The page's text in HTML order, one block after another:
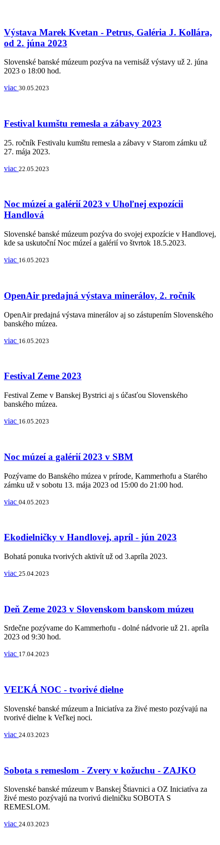
Výstava Marek Kvetan - Petrus, Galéria J. Kollára,
od 2. júna 2023
Slovenské banské múzeum pozýva na vernisáž výstavy už 2. júna
2023 o 18:00 hod.
viac 30.05.2023
Festival kumštu remesla a zábavy 2023
25. ročník Festivalu kumštu remesla a zábavy v Starom zámku už
27. mája 2023.
viac 22.05.2023
Noc múzeí a galérií 2023 v Uhoľnej expozícii
Handlová
Slovenské banské múzeum pozýva do svojej expozície v Handlovej,
kde sa uskutoční Noc múzeí a galérií vo štvrtok 18.5.2023.
viac 16.05.2023
OpenAir predajná výstava minerálov, 2. ročník
OpenAir predajná výstava minerálov aj so zástupením Slovenského
banského múzea.
viac 16.05.2023
Festival Zeme 2023
Festival Zeme v Banskej Bystrici aj s účasťou Slovenského
banského múzea.
viac 16.05.2023
Noc múzeí a galérií 2023 v SBM
Pozývame do Banského múzea v prírode, Kammerhofu a Starého
zámku už v sobotu 13. mája 2023 od 15:00 do 21:00 hod.
viac 04.05.2023
Ekodielničky v Handlovej, apríl - jún 2023
Bohatá ponuka tvorivých aktivít už od 3.apríla 2023.
viac 25.04.2023
Deň Zeme 2023 v Slovenskom banskom múzeu
Srdečne pozývame do Kammerhofu - dolné nádvorie už 21. apríla
2023 od 9:30 hod.
viac 17.04.2023
VEĽKÁ NOC - tvorivé dielne
Slovenské banské múzeum a Iniciatíva za živé mesto pozývajú na
tvorivé dielne k Veľkej noci.
viac 24.03.2023
Sobota s remeslom - Zvery v kožuchu - ZAJKO
Slovenské banské múzeum v Banskej Štiavnici a OZ Iniciatíva za
živé mesto pozývajú na tvorivú dielničku SOBOTA S
REMESLOM.
viac 24.03.2023